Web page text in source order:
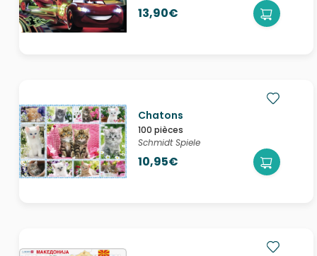
13,90€
Chatons
100 pièces
Schmidt Spiele
10,95€